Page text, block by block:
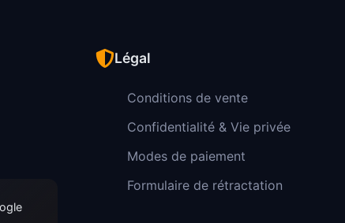
Légal
Conditions de vente
Confidentialité & Vie privée
Modes de paiement
Formulaire de rétractation